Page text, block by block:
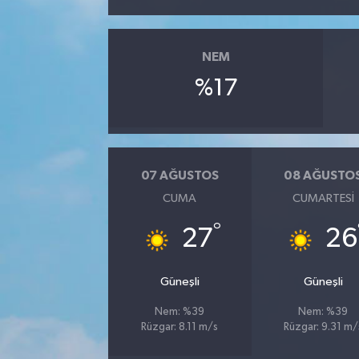
NEM
%17
07 AĞUSTOS
CUMA
27°
Güneşli
Nem: %39
Rüzgar: 8.11 m/s
08
CUMARTESI
26
Güneşli
Nem: %39
Rüzgar: 9.31 m/
TÜRKİYE'DE TREND HABERLER